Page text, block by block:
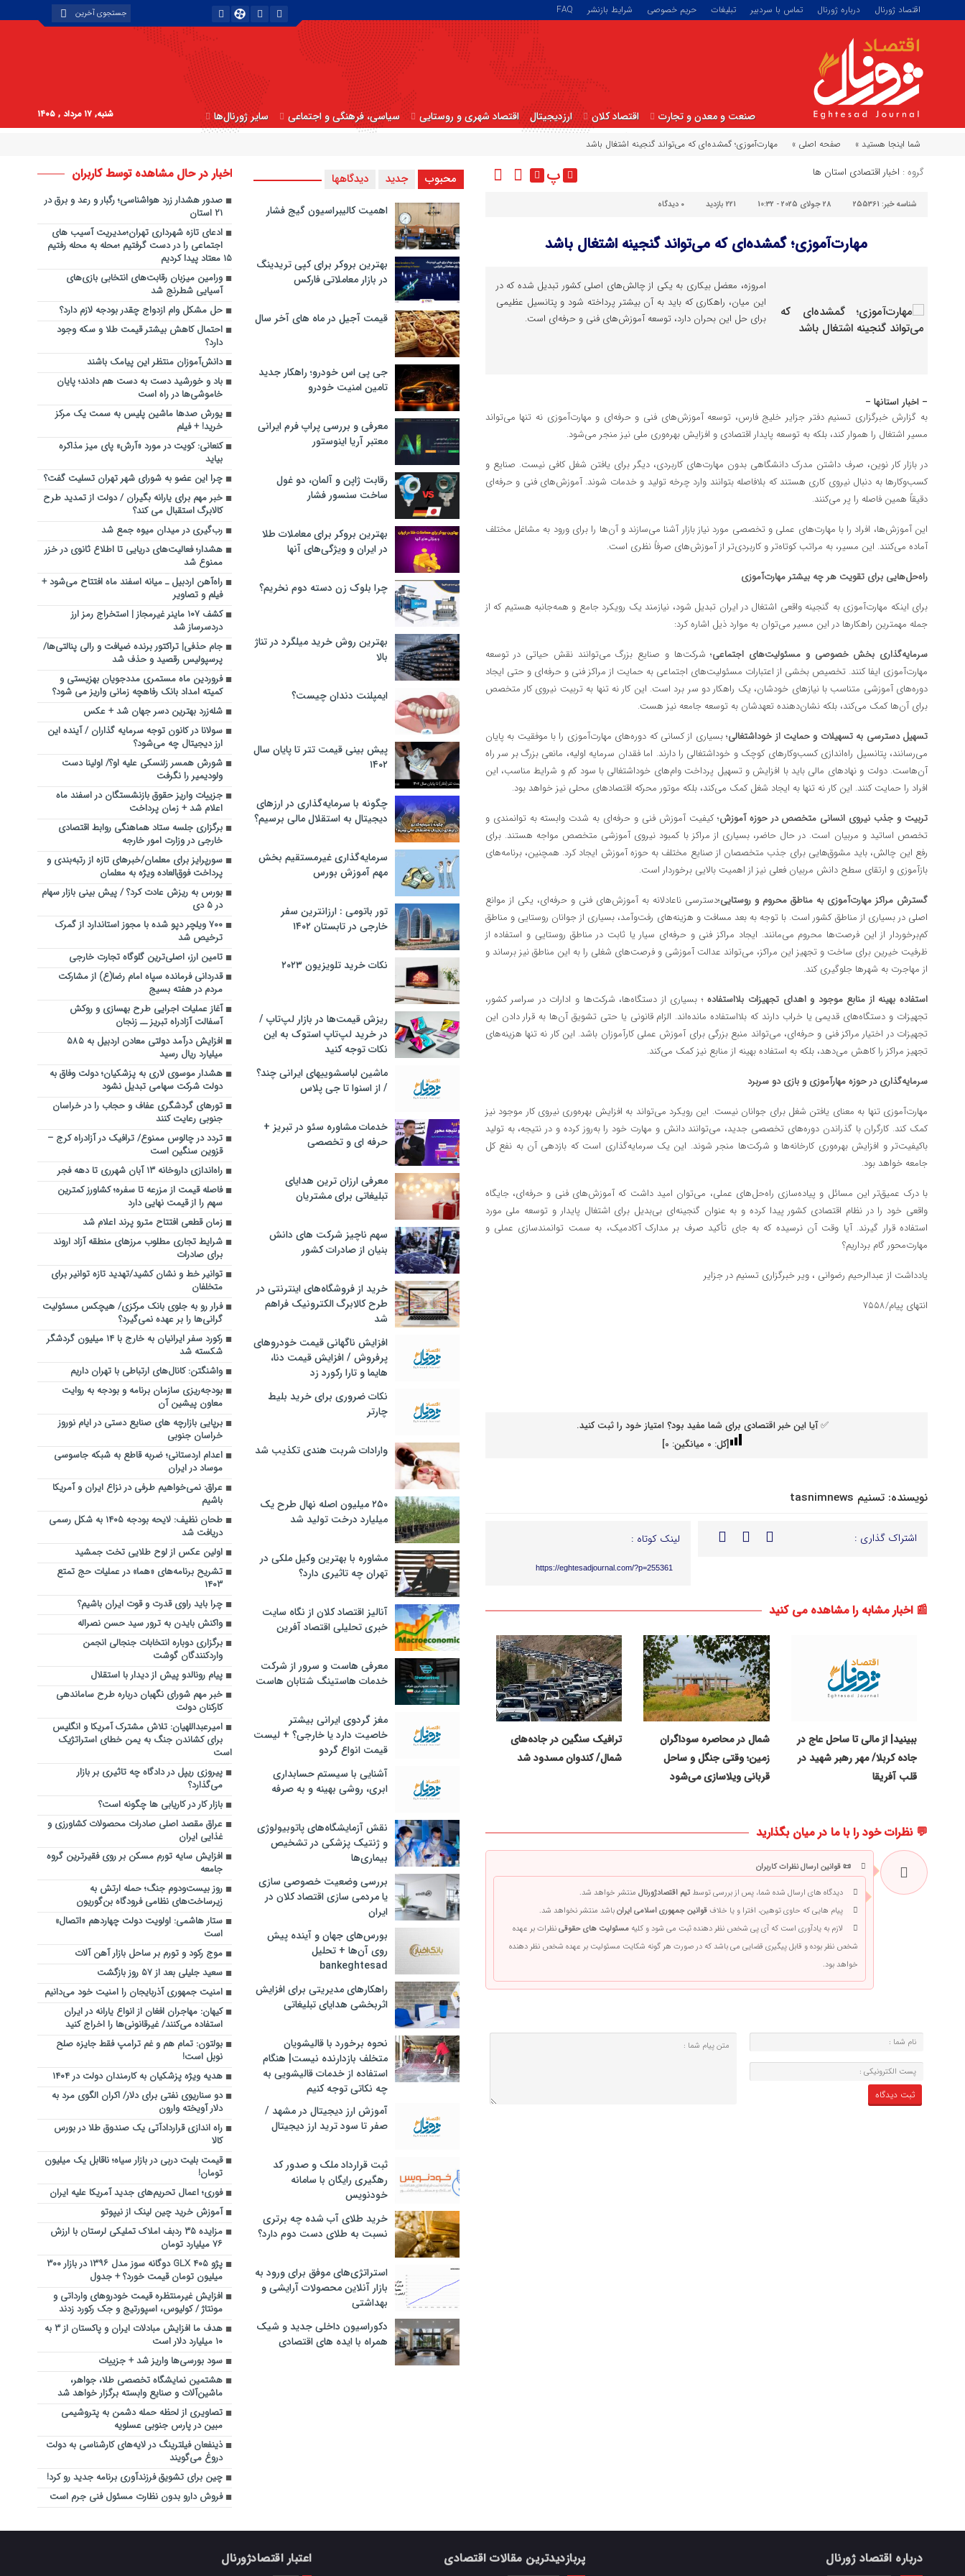
اقتصاد ژورنال درباره ژورنال تماس با سردبیر تبلیغات حریم خصوصی شرایط بازنشر FAQ
صنعت و معدن و تجارت اقتصاد کلان ارزدیجیتال اقتصاد شهری و روستایی سیاسی، فرهنگی و اجتماعی سایر ژورنال‌ها شنبه, ۱۷ مرداد , ۱۴۰۵
شما اینجا هستید » صفحه اصلی » مهارت‌آموزی؛ گمشده‌ای که می‌تواند گنجینه اشتغال باشد
گروه : اخبار اقتصادی استان ها پ
شناسه خبر: 255361 28 جولای 2025 - 10:32 221 بازدید ۰ دیدگاه
مهارت‌آموزی؛ گمشده‌ای که می‌تواند گنجینه اشتغال باشد
امروزه، معضل بیکاری به یکی از چالش‌های اصلی کشور تبدیل شده که در
این میان، راهکاری که باید به آن بیشتر پرداخته شود و پتانسیل عظیمی
برای حل این بحران دارد، توسعه آموزش‌های فنی و حرفه‌ای است.
– اخبار استانها –
به گزارش خبرگزاری تسنیم دفتر جزایر خلیج فارس، توسعه آموزش‌های فنی و حرفه‌ای و مهارت‌آموزی نه تنها می‌تواند
مسیر اشتغال را هموار کند، بلکه به توسعه پایدار اقتصادی و افزایش بهره‌وری ملی نیز منجر می‌شود.
در بازار کار نوین، صرف داشتن مدرک دانشگاهی بدون مهارت‌های کاربردی، دیگر برای یافتن شغل کافی نیست. صنایع و
کسب‌وکارها به دنبال نیروی کاری هستند که بلافاصله بتوانند وارد چرخه تولید و خدمات شوند. آموزش‌های فنی و حرفه‌ای
دقیقاً همین فاصله را پر می‌کنند.
این آموزش‌ها، افراد را با مهارت‌های عملی و تخصصی مورد نیاز بازار آشنا می‌سازند و آن‌ها را برای ورود به مشاغل مختلف
آماده می‌کنند. این مسیر، به مراتب کوتاه‌تر و کاربردی‌تر از آموزش‌های صرفاً نظری است.
راه‌حل‌هایی برای تقویت هر چه بیشتر مهارت‌آموزی
برای اینکه مهارت‌آموزی به گنجینه واقعی اشتغال در ایران تبدیل شود، نیازمند یک رویکرد جامع و همه‌جانبه هستیم که از
جمله مهمترین راهکارها در این مسیر می‌توان به موارد ذیل اشاره کرد:
سرمایه‌گذاری بخش خصوصی و مسئولیت‌های اجتماعی؛ شرکت‌ها و صنایع بزرگ می‌توانند نقش حیاتی در توسعه
مهارت‌آموزی ایفا کنند. تخصیص بخشی از اعتبارات مسئولیت‌های اجتماعی به حمایت از مراکز فنی و حرفه‌ای و حتی ایجاد
دوره‌های آموزشی متناسب با نیازهای خودشان، یک راهکار دو سر برد است. این کار نه تنها به تربیت نیروی کار متخصص
برای آن‌ها کمک می‌کند، بلکه نشان‌دهنده تعهدشان به توسعه جامعه نیز هست.
تسهیل دسترسی به تسهیلات و حمایت از خوداشتغالی؛ بسیاری از کسانی که دوره‌های مهارت‌آموزی را با موفقیت به پایان
می‌رسانند، پتانسیل راه‌اندازی کسب‌وکارهای کوچک و خوداشتغالی را دارند. اما فقدان سرمایه اولیه، مانعی بزرگ بر سر راه
آن‌هاست. دولت و نهادهای مالی باید با افزایش و تسهیل پرداخت وام‌های خوداشتغالی با سود کم و شرایط مناسب، این
افراد را حمایت کنند. این کار نه تنها به ایجاد شغل کمک می‌کند، بلکه موتور محرکه اقتصادهای محلی نیز خواهد بود.
تربیت و جذب نیروی انسانی متخصص در حوزه آموزش؛ کیفیت آموزش فنی و حرفه‌ای به شدت وابسته به توانمندی و
تخصص اساتید و مربیان است. در حال حاضر، بسیاری از مراکز با کمبود نیروی آموزشی متخصص مواجه هستند. برای
رفع این چالش، باید مشوق‌هایی برای جذب متخصصان از صنایع مختلف به حوزه آموزش ایجاد کرد. همچنین، برنامه‌های
بازآموزی و ارتقای سطح دانش مربیان فعلی نیز از اهمیت بالایی برخوردار است.
گسترش مراکز مهارت‌آموزی به مناطق محروم و روستایی؛دسترسی ناعادلانه به آموزش‌های فنی و حرفه‌ای، یکی از موانع
اصلی در بسیاری از مناطق کشور است. با توجه به بعد مسافت و هزینه‌های رفت‌وآمد، بسیاری از جوانان روستایی و مناطق
کم‌برخوردار از این فرصت‌ها محروم می‌مانند. ایجاد مراکز فنی و حرفه‌ای سیار یا ثابت در مناطق روستایی و استفاده از
ظرفیت خیرین برای ساخت و تجهیز این مراکز، می‌تواند عدالت آموزشی و فرصت‌های شغلی را به این مناطق نیز برساند و
از مهاجرت به شهرها جلوگیری کند.
استفاده بهینه از منابع موجود و اهدای تجهیزات بلااستفاده؛ بسیاری از دستگاه‌ها، شرکت‌ها و ادارات در سراسر کشور،
تجهیزات و دستگاه‌های قدیمی یا خراب دارند که بلااستفاده مانده‌اند. الزام قانونی یا حتی تشویق آن‌ها به قرار دادن این
تجهیزات در اختیار مراکز فنی و حرفه‌ای، می‌تواند منبع بزرگی برای آموزش عملی کارآموزان باشد. این کار نه تنها هزینه‌های
تجهیز مراکز را کاهش می‌دهد، بلکه به استفاده بهینه از منابع نیز کمک می‌کند.
سرمایه‌گذاری در حوزه مهارآموزی و بازی دو سربرد
مهارت‌آموزی تنها به معنای یافتن شغل برای جوانان نیست. این رویکرد می‌تواند به افزایش بهره‌وری نیروی کار موجود نیز
کمک کند. کارگران با گذراندن دوره‌های تخصصی جدید، می‌توانند دانش و مهارت خود را به‌روز کرده و در نتیجه، به تولید
باکیفیت‌تر و افزایش بهره‌وری کارخانه‌ها و شرکت‌ها منجر شوند. این یک سرمایه‌گذاری است که بازدهی آن به نفع کل
جامعه خواهد بود.
با درک عمیق‌تر این مسائل و پیاده‌سازی راه‌حل‌های عملی، می‌توان امید داشت که آموزش‌های فنی و حرفه‌ای، جایگاه
واقعی خود را در نظام اقتصادی کشور پیدا کرده و به عنوان گنجینه‌ای بی‌بدیل برای اشتغال پایدار و توسعه ملی مورد
استفاده قرار گیرند. آیا وقت آن نرسیده که به جای تأکید صرف بر مدارک آکادمیک، به سمت توانمندسازی عملی و
مهارت‌محور گام برداریم؟
یادداشت از عبدالرحیم رضوانی ، ویر خبرگزاری تسنیم در جزایر
انتهای پیام/۷۵۵۸
✅ آیا این خبر اقتصادی برای شما مفید بود؟ امتیاز خود را ثبت کنید.
[کل: 0 میانگین: 0
]
نویسنده: تسنیم tasnimnews
اشتراک گذاری : لینک کوتاه :
https://eghtesadjournal.com/?p=255361
📰 اخبار مشابه را مشاهده می کنید
ببینید| از مالی تا ساحل عاج در
جاده کربلا/ مهر رهبر شهید در
قلب آفریقا
شمال در محاصره سوداگران
زمین؛ وقتی جنگل و ساحل
قربانی ویلاسازی می‌شود
ترافیک سنگین در جاده‌های
شمال/ کندوان مسدود شد
💬 نظرات خود را با ما در میان بگذارید
📜 قوانین ارسال نظرات کاربران
دیدگاه های ارسال شده شما، پس از بررسی توسط تیم اقتصادژورنال منتشر خواهد شد.
پیام هایی که حاوی توهین، افترا و یا خلاف قوانین جمهوری اسلامی ایرانباشد منتشر نخواهد شد.
لازم به یادآوری است که آی پی شخص نظر دهنده ثبت می شود و کلیه مسئولیت های حقوقینظرات بر عهده
شخص نظر بوده و قابل پیگیری قضایی می باشد که در صورت هر گونه شکایت مسئولیت بر عهده شخص نظر دهنده
خواهد بود.
محبوب جدید دیدگاهها
اهمیت کالیبراسیون گیج فشار
بهترین بروکر برای کپی‌ تریدینگ
در بازار معاملاتی فارکس
قیمت آجیل در ماه های آخر سال
جی پی اس خودرو؛ راهکار جدید
تامین امنیت خودرو
معرفی و بررسی پراپ فرم ایرانی
معتبر آریا اینوستور
رقابت ژاپن و آلمان، دو غول
ساخت سنسور فشار
بهترین بروکر برای معاملات طلا
در ایران و ویژگی‌های آنها
چرا بلوک زن دسته دوم نخریم؟
بهترین روش خرید میلگرد در تناژ
بالا
ایمپلنت دندان چیست؟
پیش بینی قیمت تتر تا پایان سال
۱۴۰۲
چگونه با سرمایه‌گذاری در ارزهای
دیجیتال به استقلال مالی برسیم؟
سرمایه‌گذاری غیرمستقیم بخش
مهم آموزش بورس
تور باتومی : ارزانترین سفر
خارجی در تابستان ۱۴۰۲
نکات خرید تلویزیون ۲۰۲۳
ریزش قیمت‌ها در بازار لپ‌تاپ /
در خرید لپ‌تاپ استوک به این
نکات توجه کنید
ماشین لباسشویی‎های ایرانی چند؟
/ از اسنوا تا جی پلاس
خدمات مشاوره سئو در تبریز +
حرفه ای و تخصصی
معرفی ارزان ترین هدایای
تبلیغاتی برای مشتریان
سهم ناچیز شرکت های دانش
بنیان از صادرات کشور
خرید از فروشگاه‌های اینترنتی در
طرح کالابرگ الکترونیک فراهم
شد
افزایش ناگهانی قیمت خودروهای
پرفروش / افزایش قیمت دنا،
هایما و تارا رکورد زد
نکات ضروری برای خرید بلیط
چارتر
وارادات شربت هندی تکذیب شد
۲۵۰ میلیون اصله نهال طرح یک
میلیارد درخت تولید شد
مشاوره با بهترین وکیل ملکی در
تهران چه تاثیری دارد؟
آنالیز اقتصاد کلان از نگاه سایت
خبری تحلیلی اقتصاد آفرین
معرفی هاست و سرور از شرکت
خدمات هاستینگ شتابان هاست
مغز گردوی ایرانی بیشتر
خاصیت دارد یا خارجی؟ + لیست
قیمت انواع گردو
آشنایی با سیستم حسابداری
ابری، روشی بهینه و به صرفه
نقش آزمایشگاه‌های پاتوبیولوژی
و ژنتیک پزشکی در تشخیص
بیماری‌ها
بررسی وضعیت خصوصی سازی
یا مردمی سازی اقتصاد کلان در
ایران
بورس‌های جهان و آینده پیش
روی آن‌ها + تحلیل
bankeghtesad
راهکارهای مدیریتی برای افزایش
اثربخشی هدایای تبلیغاتی
نحوه برخورد با قالیشویان
متخلف بازدارنده نیست| هنگام
استفاده از خدمات قالیشویی به
چه نکاتی توجه کنیم
آموزش ارز دیجیتال در مشهد /
صفر تا سود ترید ارز دیجیتال
ثبت قرارداد ملک و صدور کد
رهگیری رایگان با سامانه
خودنویس
خرید طلای آب شده چه برتری
نسبت به طلای دست دوم دارد؟
استراتژی‌های موفق برای ورود به
بازار آنلاین محصولات آرایشی و
بهداشتی
دکوراسیون داخلی جدید و شیک
همراه با ایده های اقتصادی
اخبار در حال مشاهده توسط کاربران
صدور هشدار زرد هواشناسی؛ رگبار و رعد و برق در
۲۱ استان
ادعای تازه شهرداری تهران؛مدیریت آسیب های
اجتماعی را در دست گرفتیم ؛محله به محله رفتیم
۱۵ معتاد پیدا کردیم
ورامین میزبان رقابت‌های انتخابی بازی‌های
آسیایی شطرنج شد
حل مشکل وام ازدواج چقدر بودجه لازم دارد؟
احتمال کاهش بیشتر قیمت طلا و سکه وجود
دارد؟
دانش‌آموزان منتظر این پیامک باشند
باد و خورشید دست به دست هم دادند؛ پایان
خاموشی‌ها در راه است
یورش صدها ماشین پلیس به سمت یک مرکز
خرید! + فیلم
کنعانی: کویت در مورد «آرش» پای میز مذاکره
بیاید
چرا این عضو به شورای شهر تهران تسلیت گفت؟
خبر مهم برای یارانه بگیران / دولت از تمدید طرح
کالابرگ استقبال می کند؟
رب‌گیری در میدان میوه جمع شد
هشدار؛ فعالیت‌های دریایی تا اطلاع ثانوی در خزر
ممنوع شد
راه‌آهن اردبیل ـ میانه اسفند ماه افتتاح می‌شود +
فیلم و تصاویر
کشف ۱۰۷ ماینر غیرمجاز | استخراج رمز ارز
دردسرساز شد
جام حذفی| تراکتور برنده ضیافت و رالی پنالتی‌ها/
پرسپولیس رقصید و حذف شد
فروردین ماه مستمری مددجویان بهزیستی و
کمیته امداد بانک رفاهچه زمانی واریز می شود؟
شله‌زرد بهترین دسر جهان شد + عکس
سولانا در کانون توجه سرمایه گذاران / آینده این
ارز دیجیتال چه می‌شود؟
شورش همسر زلنسکی علیه او؟/ اولینا دست
ولودیمیر را نگرفت
جزییات واریز حقوق بازنشستگان در اسفند ماه
اعلام شد + زمان پرداخت
برگزاری جلسه ستاد هماهنگی روابط اقتصادی
خارجی در وزارت امور خارجه
سورپرایز برای معلمان/خبرهای تازه از رتبه‌بندی و
پرداخت فوق‌العاده ویژه به معلمان
بورس به ریزش عادت کرد؟ / پیش بینی بازار سهام
در ۵ دی
۷۰۰ ویلچر دپو شده با مجوز استاندارد از گمرک
ترخیص شد
تامین ارز، اصلی‌ترین گلوگاه تجارت خارجی
قدردانی فرمانده سپاه امام رضا(ع) از مشارکت
مردم در هفته بسیج
آغاز عملیات اجرایی طرح بهسازی و روکش
آسفالت آزادراه تبریز ــ زنجان
افزایش درآمد دولتی معادن اردبیل به ۵۸۵
میلیارد ریال رسید
هشدار موسوی لاری به پزشکیان؛ دولت وفاق به
دولت شرکت سهامی تبدیل نشود
تورهای گردشگری عفاف و حجاب را در خراسان
جنوبی رعایت کنند
تردد در چالوس ممنوع/ ترافیک در آزادراه کرج –
قزوین سنگین است
راه‌اندازی داروخانه ۱۳ آبان شهرری تا دهه فجر
فاصله قیمت از مزرعه تا سفره؛ کشاورز کمترین
سهم را از قیمت نهایی دارد
زمان قطعی افتتاح مترو پرند اعلام شد
شرایط تجاری مطلوب مرزهای منطقه آزاد اروند
برای صادرات
توانیر خط و نشان کشید/تهدید تازه توانیر برای
متخلفان
فرار رو به جلوی بانک مرکزی/ هیچ‎کس مسئولیت
گرانی‌ها را بر عهده نمی‌گیرد؟
رکورد سفر ایرانیان به خارج با ۱۴ میلیون گردشگر
شکسته شد
واشنگتن: کانال‌های ارتباطی با تهران داریم
بودجه‌ریزی سازمان برنامه و بودجه به روایت
معاون پیشین آن
برپایی بازارچه های صنایع دستی در ایام نوروز
خراسان جنوبی
اعدام اردستانی؛ ضربه قاطع به شبکه جاسوسی
موساد در ایران
عراق: نمی‌خواهیم طرفی در نزاع ایران و آمریکا
باشیم
طحان نظیف: لایحه بودجه ۱۴۰۵ به شکل رسمی
دریافت شد
اولین عکس از لوح طلایی تخت جمشید
تشریح برنامه‌های «هما» در عملیات حج تمتع
۱۴۰۳
چرا باید راوی قدرت و قوت ایران باشیم؟
واکنش بایدن به ترور سید حسن نصراله
برگزاری دوباره انتخابات جنجالی انجمن
واردکنندگان گوشت
پیام رونالدو پیش از دیدار با استقلال
خبر مهم شورای نگهبان درباره طرح ساماندهی
کارکنان دولت
امیرعبداللهیان: تلاش مشترک آمریکا و انگلیس
برای کشاندن جنگ به یمن خطای استراتژیک
است
پیروزی ریپل در دادگاه چه تاثیری بر بازار
می‌گذارد؟
بازار کار در کاریابی ها چگونه است؟
عراق مقصد اصلی صادرات محصولات کشاورزی و
غذایی ایران
افزایش سایه تورم مسکن بر روی فقیرترین گروه
جامعه
روز بیست‌ودوم جنگ؛ حمله ارتش به
زیرساخت‌های نظامی فرودگاه بن‌گوریون
ستار هاشمی: اولویت دولت چهاردهم «اتصال»
است
موج رکود و تورم بر ساحل بازار آهن‌ آلات
سعید جلیلی بعد از ۵۷ روز بازگشت
امنیت جمهوری آذربایجان را امنیت خود می‌دانیم
کیهان: مهاجران افغان از انواع یارانه در ایران
استفاده می‌کنند/ غیرقانونی‌ها را اخراج کنید
بولتون: تمام هم و غم ترامپ فقط جایزه صلح
نوبل است!
هدیه ویژه پزشکیان به کارمندان دولت در ۱۴۰۴
دو سناریوی نفتی برای دلار/ اکران الگوی مرد به
دلار آویخته وارون
راه اندازی قراردادآتی یک صندوق طلا در بورس
کالا
قیمت بلیت دربی در بازار سیاه؛ ناقابل یک میلیون
تومان!
فوری؛ اعمال تحریم‌های جدید آمریکا علیه ایران
آموزش خرید چین لینک از نیپوتو
مزایده ۳۵ ردبف املاک تملیکی لرستان با ارزش
۷۶ میلیارد تومان
پژو ۴۰۵ GLX دوگانه سوز مدل ۱۳۹۶ در بازار ۳۰۰
میلیون تومان قیمت خورد؟ + جدول
افزایش غیرمنتظره قیمت خودروهای وارداتی و
مونتاژ / کولیوس، اسپورتیج و جک رکورد زدند
هدف ما افزایش مبادلات ایران و پاکستان از ۳ به
۱۰ میلیارد دلار است
سود بورسی‌ها واریز شد + جزییات
هشتمین نمایشگاه تخصصی طلا، جواهر،
ماشین‌آلات و صنایع وابسته برگزار خواهد شد
تصاویری از لحظه حمله دشمن به پتروشیمی
مبین در پارس جنوبی عسلویه
ذینفعان فیلترینگ در لایه‌های کارشناسی به دولت
دروغ می‌گویند
چین برای تشویق فرزندآوری برنامه جدید رو کرد!
فروش دارو بدون نظارت مسئول فنی جرم است
درباره اقتصاد ژورنال پربازدیدترین مقالات اقتصادی اعتبار اقتصادژورنال